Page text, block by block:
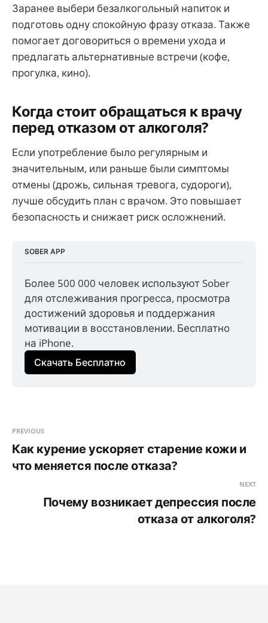
Заранее выбери безалкогольный напиток и
подготовь одну спокойную фразу отказа. Также
помогает договориться о времени ухода и
предлагать альтернативные встречи (кофе,
прогулка, кино).
Когда стоит обращаться к врачу
перед отказом от алкоголя?
Если употребление было регулярным и
значительным, или раньше были симптомы
отмены (дрожь, сильная тревога, судороги),
лучше обсудить план с врачом. Это повышает
безопасность и снижает риск осложнений.
SOBER APP
Более 500 000 человек используют Sober
для отслеживания прогресса, просмотра
достижений здоровья и поддержания
мотивации в восстановлении. Бесплатно
на iPhone.
Скачать Бесплатно
PREVIOUS
Как курение ускоряет старение кожи и
что меняется после отказа?
NEXT
Почему возникает депрессия после
отказа от алкоголя?